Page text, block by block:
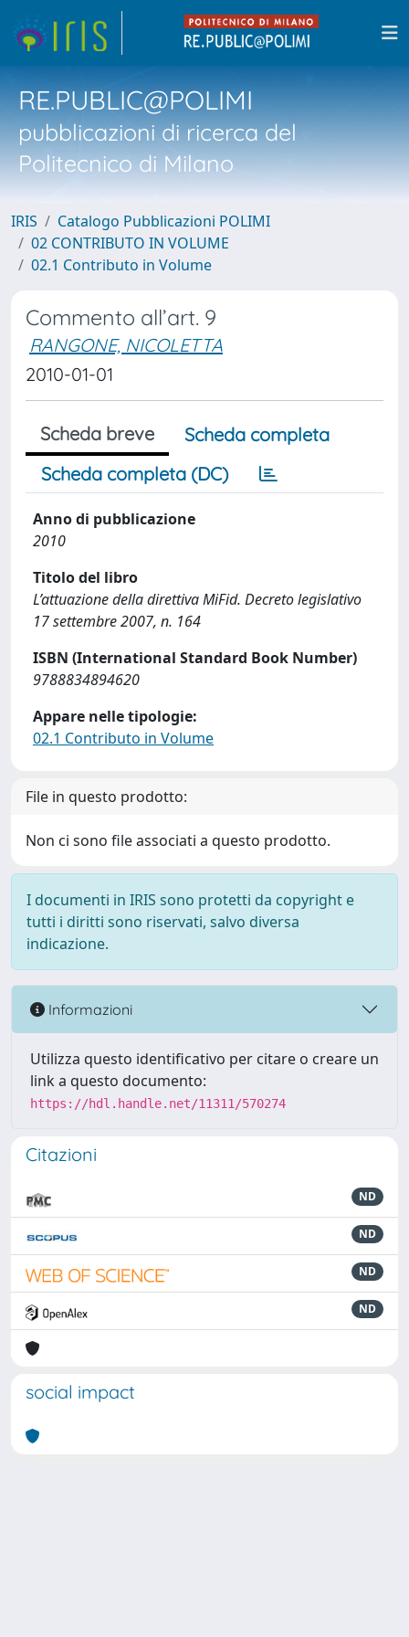
RE.PUBLIC@POLIMI
pubblicazioni di ricerca del
Politecnico di Milano
IRIS
Catalogo Pubblicazioni POLIMI
02 CONTRIBUTO IN VOLUME
02.1 Contributo in Volume
Commento all’art. 9
RANGONE, NICOLETTA
2010-01-01
Scheda breve
Scheda completa
Scheda completa (DC)
Anno di pubblicazione
2010
Titolo del libro
L’attuazione della direttiva MiFid. Decreto legislativo
17 settembre 2007, n. 164
ISBN (International Standard Book Number)
9788834894620
Appare nelle tipologie:
02.1 Contributo in Volume
File in questo prodotto:
Non ci sono file associati a questo prodotto.
I documenti in IRIS sono protetti da copyright e
tutti i diritti sono riservati, salvo diversa
indicazione.
Informazioni
Utilizza questo identificativo per citare o creare un
link a questo documento:
https://hdl.handle.net/11311/570274
Citazioni
ND
ND
ND
ND
social impact